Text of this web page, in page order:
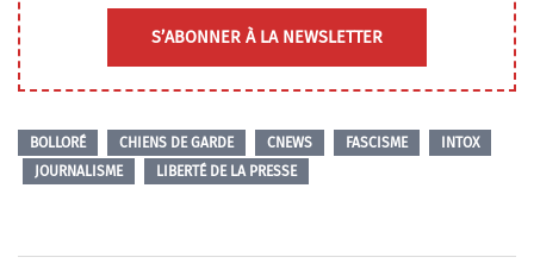
S’ABONNER À LA NEWSLETTER
BOLLORÉ CHIENS DE GARDE CNEWS FASCISME
INTOX
JOURNALISME
LIBERTÉ DE LA PRESSE